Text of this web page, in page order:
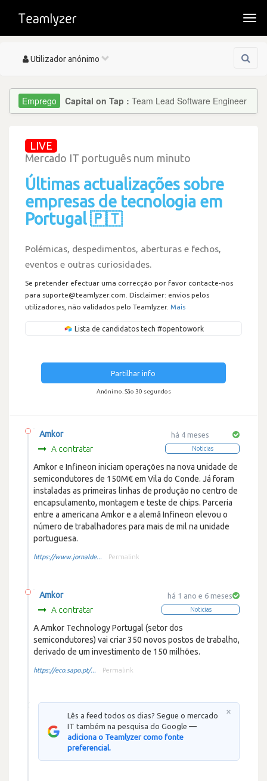
Toggle
Utilizador anónimo
Capital on Tap : Team Lead Software Engineer
LIVE
Mercado IT português num minuto
Últimas actualizações sobre
empresas de tecnologia em
Portugal 🇵🇹
Polémicas, despedimentos, aberturas e fechos,
eventos e outras curiosidades.
Se pretender efectuar uma correcção por favor contacte-nos
para suporte@teamlyzer.com. Disclaimer: envios pelos
utilizadores, não validados pelo Teamlyzer. Mais
Lista de candidatos tech #opentowork
Partilhar info
Anónimo. São 30 segundos
há 4 meses
Noticias
Amkor
A contratar
Amkor e Infineon iniciam operações na nova unidade de
semicondutores de 150M€ em Vila do Conde. Já foram
instaladas as primeiras linhas de produção no centro de
encapsulamento, montagem e teste de chips. Parceria
entre a americana Amkor e a alemã Infineon elevou o
número de trabalhadores para mais de mil na unidade
portuguesa.
https://www.jornalde... Permalink
há 1 ano e 6 meses
Noticias
Amkor
A contratar
A Amkor Technology Portugal (setor dos
semicondutores) vai criar 350 novos postos de trabalho,
derivado de um investimento de 150 milhões.
https://eco.sapo.pt/... Permalink
Lês a feed todos os dias? Segue o mercado
IT também na pesquisa do Google —
adiciona o Teamlyzer como fonte
preferencial.
×